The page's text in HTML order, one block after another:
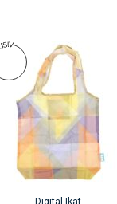
Digital Ikat